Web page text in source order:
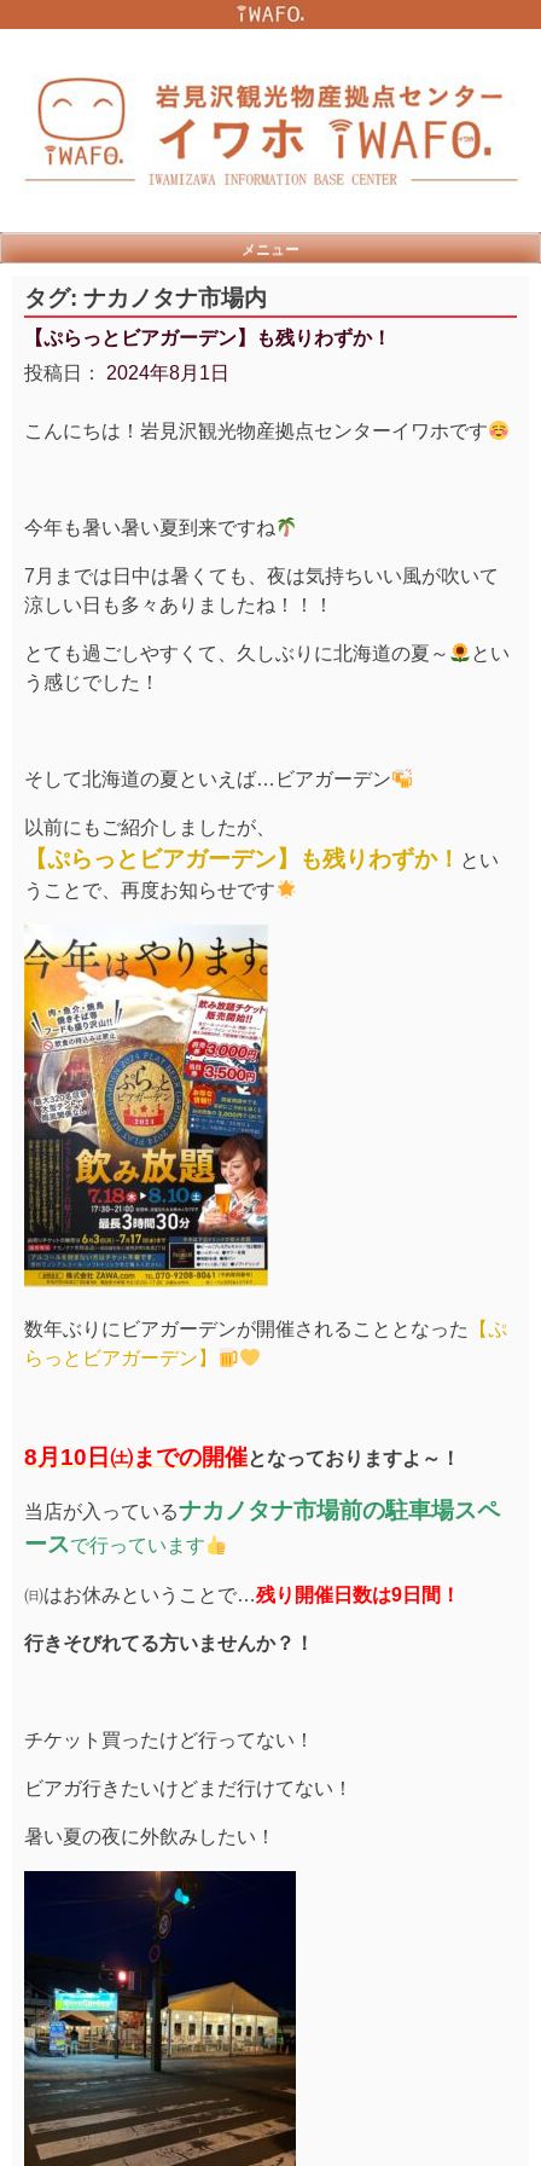
メニュー
タグ: ナカノタナ市場内
【ぷらっとビアガーデン】も残りわずか！
投稿日： 2024年8月1日
こんにちは！岩見沢観光物産拠点センターイワホです
今年も暑い暑い夏到来ですね
7月までは日中は暑くても、夜は気持ちいい風が吹いて
涼しい日も多々ありましたね！！！
とても過ごしやすくて、久しぶりに北海道の夏～
とい
う感じでした！
そして北海道の夏といえば…ビアガーデン
以前にもご紹介しましたが、
【ぷらっとビアガーデン】も残りわずか！ とい
うことで、再度お知らせです
数年ぶりにビアガーデンが開催されることとなった
【ぷ
らっとビアガーデン】
8月10日㈯までの開催となっておりますよ～！
当店が入っているナカノタナ市場前の駐車場スペ
ースで行っています
㈰はお休みということで…残り開催日数は9日間！
行きそびれてる方いませんか？！
チケット買ったけど行ってない！
ビアガ行きたいけどまだ行けてない！
暑い夏の夜に外飲みしたい！